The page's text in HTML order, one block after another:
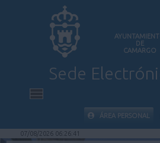
DE
CAMARGO
Sede
INICIO
ÁREA PERSONAL
07/08/2026 06:26:42